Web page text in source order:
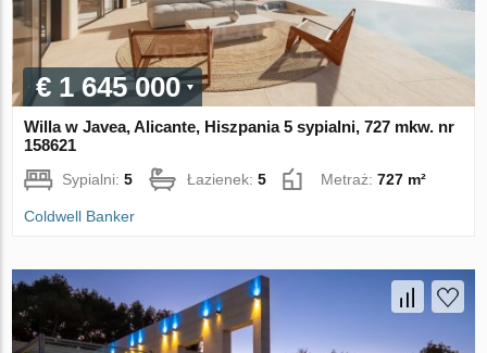
€ 1 645 000
Willa w Javea, Alicante, Hiszpania 5 sypialni, 727 mkw. nr
158621
Sypialni:5 Łazienek:5 Metraż:727 m²
Coldwell Banker